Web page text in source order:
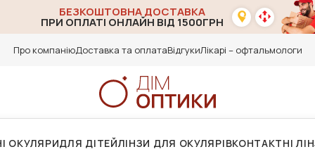
БЕЗКОШТОВНА ДОСТАВКА
ПРИ ОПЛАТІ ОНЛАЙН ВІД 1500ГРН
Про компаніюДоставка та оплатаВідгукиЛікарі – офтальмологи
ОКУЛЯРИДЛЯ ДІТЕЙЛІНЗИ ДЛЯ ОКУЛЯРІВКОНТАКТНІ